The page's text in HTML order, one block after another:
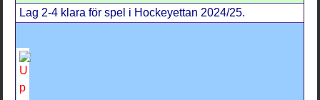
Lag 2-4 klara för spel i Hockeyettan 2024/25.